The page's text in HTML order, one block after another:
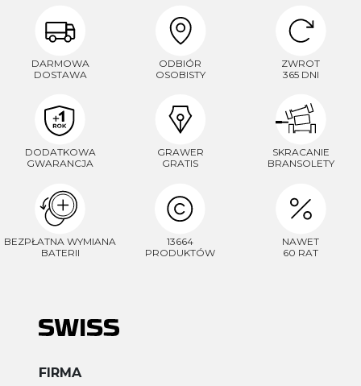
DARMOWA
DOSTAWA
ODBIÓR
OSOBISTY
ZWROT
365 DNI
DODATKOWA
GWARANCJA
GRAWER
GRATIS
SKRACANIE
BRANSOLETY
BEZPŁATNA WYMIANA
BATERII
13664
PRODUKTÓW
NAWET
60 RAT
FIRMA